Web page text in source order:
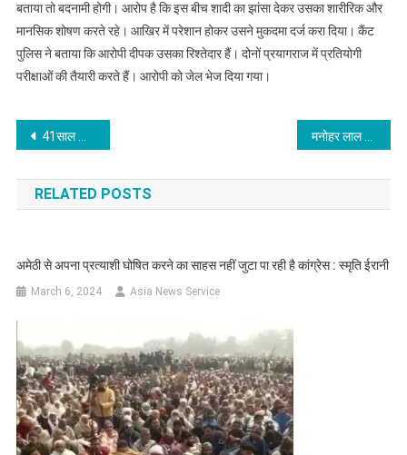
बताया तो बदनामी होगी। आरोप है कि इस बीच शादी का झांसा देकर उसका शारीरिक और
मानसिक शोषण करते रहे। आखिर में परेशान होकर उसने मुकदमा दर्ज करा दिया। कैंट
पुलिस ने बताया कि आरोपी दीपक उसका रिश्तेदार हैं। दोनों प्रयागराज में प्रतियोगी
परीक्षाओं की तैयारी करते हैं। आरोपी को जेल भेज दिया गया।
Post
navigation
41साल की महिला का तीन महीने से चल रहा था 18 साल के प्रेमी से अफेयर, पति ने जब रंगे हाथ पकड़ा तो–
RELATED POSTS
अमेठी से अपना प्रत्याशी घोषित करने का साहस नहीं जुटा पा रही है कांग्रेस : स्मृति ईरानी
March 6, 2024 Asia News Service